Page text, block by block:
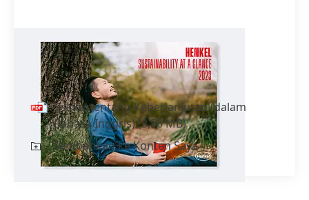
Sekilastentang Keberlanjutan
(dalam Bahasa Inggris)
Sekilastentang Keberlanjutan(dalam
Bahasa Inggris)(3,56 MB)
Tambahkan ke Konten Saya